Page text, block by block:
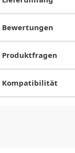
Bewertungen
Produktfragen
Kompatibilität